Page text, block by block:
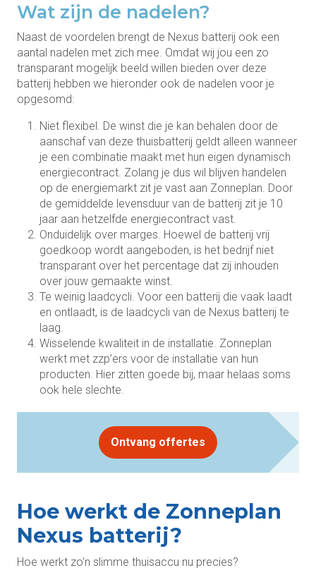
Wat zijn de nadelen?
Naast de voordelen brengt de Nexus batterij ook een
aantal nadelen met zich mee. Omdat wij jou een zo
transparant mogelijk beeld willen bieden over deze
batterij hebben we hieronder ook de nadelen voor je
opgesomd:
Niet flexibel. De winst die je kan behalen door de
aanschaf van deze thuisbatterij geldt alleen wanneer
je een combinatie maakt met hun eigen dynamisch
energiecontract. Zolang je dus wil blijven handelen
op de energiemarkt zit je vast aan Zonneplan. Door
de gemiddelde levensduur van de batterij zit je 10
jaar aan hetzelfde energiecontract vast.
Onduidelijk over marges. Hoewel de batterij vrij
goedkoop wordt aangeboden, is het bedrijf niet
transparant over het percentage dat zij inhouden
over jouw gemaakte winst.
Te weinig laadcycli. Voor een batterij die vaak laadt
en ontlaadt, is de laadcycli van de Nexus batterij te
laag.
Wisselende kwaliteit in de installatie. Zonneplan
werkt met zzp’ers voor de installatie van hun
producten. Hier zitten goede bij, maar helaas soms
ook hele slechte.
Ontvang offertes
Hoe werkt de Zonneplan
Nexus batterij?
Hoe werkt zo’n slimme thuisaccu nu precies?